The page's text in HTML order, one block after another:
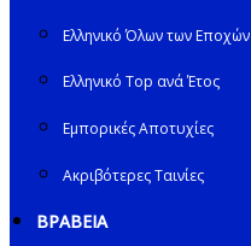
Ελληνικό Όλων των Εποχών
Ελληνικό Top ανά Έτος
Εμπορικές Αποτυχίες
Ακριβότερες Ταινίες
ΒΡΑΒΕΙΑ